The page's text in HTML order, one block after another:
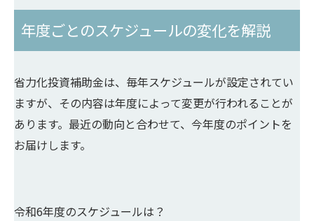
年度ごとのスケジュールの変化を解説
省力化投資補助金は、毎年スケジュールが設定されてい
ますが、その内容は年度によって変更が行われることが
あります。最近の動向と合わせて、今年度のポイントを
お届けします。
令和6年度のスケジュールは？